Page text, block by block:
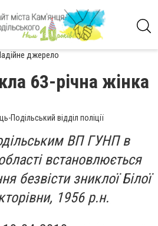
джерело
63-річна жінка
Подільський відділ поліції
ВП ГУНП в
встановлюється
безвісти зниклої Білої
1956 р.н.